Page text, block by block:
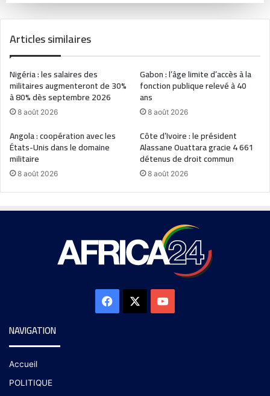
Articles similaires
Nigéria : les salaires des
militaires augmenteront de 30%
à 80% dès septembre 2026
8 août 2026
Gabon : l’âge limite d’accès à la
fonction publique relevé à 40
ans
8 août 2026
Angola : coopération avec les
États-Unis dans le domaine
militaire
8 août 2026
Côte d’Ivoire : le président
Alassane Ouattara gracie 4 661
détenus de droit commun
8 août 2026
NAVIGATION
Accueil
POLITIQUE